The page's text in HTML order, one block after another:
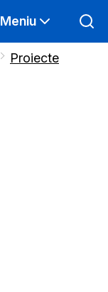
Meniu
Proiecte